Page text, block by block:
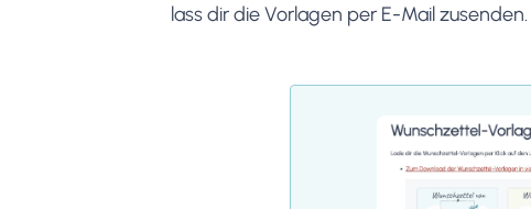
lass dir die Vorlagen per E-Mail zusenden.